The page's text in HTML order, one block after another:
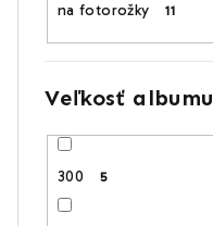
na fotorožky 11
Veľkosť albumu
300 5